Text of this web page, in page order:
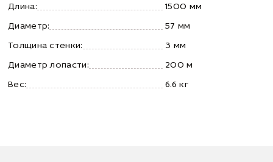
Длина: 1500 мм
Диаметр: 57 мм
Толщина стенки: 3 мм
Диаметр лопасти: 200 м
Вес: 6.6 кг